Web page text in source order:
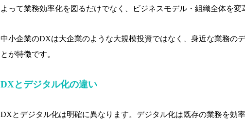
よって業務効率化を図るだけでなく、ビジネスモデル・組織全体を変
中小企業のDXは大企業のような大規模投資ではなく、身近な業務の
とが特徴です。
DXとデジタル化の違い
DXとデジタル化は明確に異なります。デジタル化は既存の業務を効